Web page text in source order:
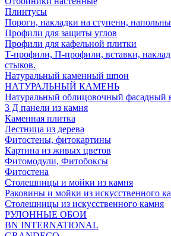
Плинтусы
Пороги, накладки на ступени,
Профили для защиты углов
Профили для кафельной плитки
Т-профили, П-профили, вставки,
стыков.
Натуральный каменный шпон
НАТУРАЛЬНЫЙ КАМЕНЬ
Натуральный облицовочный фасадный
3 Д панели из камня
Каменная плитка
Лестница из дерева
Фитостены, фитокартины
Картина из живых цветов
Фитомодули, Фитобоксы
Фитостена
Столешницы и мойки из камня
Раковины и мойки из искусственного
Столешницы из искусственного камня
РУЛОННЫЕ ОБОИ
BN INTERNATIONAL